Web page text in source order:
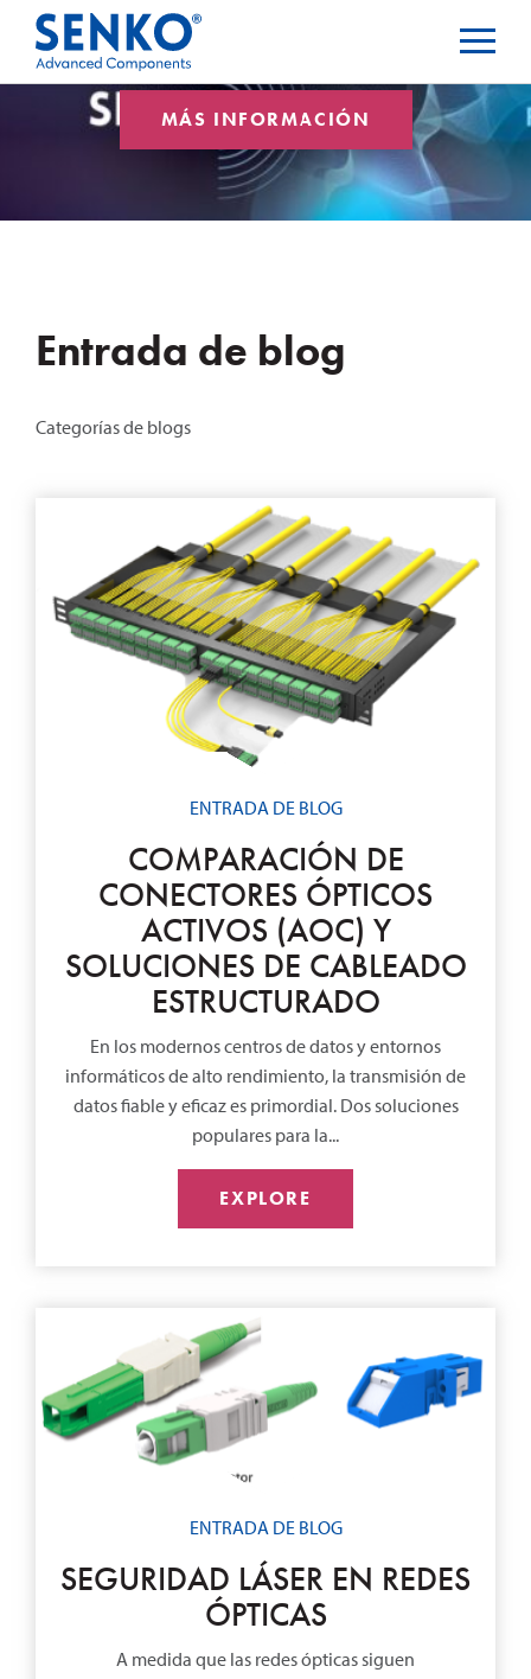
MÁS INFORMACIÓN
Entrada de blog
Categorías de blogs
ENTRADA DE BLOG
COMPARACIÓN DE
CONECTORES ÓPTICOS
ACTIVOS (AOC) Y
SOLUCIONES DE CABLEADO
ESTRUCTURADO
En los modernos centros de datos y entornos
informáticos de alto rendimiento, la transmisión de
datos fiable y eficaz es primordial. Dos soluciones
populares para la...
EXPLORE
ENTRADA DE BLOG
SEGURIDAD LÁSER EN REDES
ÓPTICAS
A medida que las redes ópticas siguen